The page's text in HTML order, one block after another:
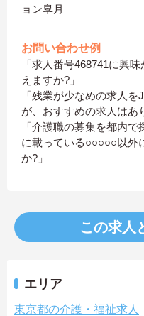
ョン皐月
お問い合わせ例
「求人番号468741に興
えますか?」
「残業が少なめの求人
が、おすすめの求人はあ
「介護職の募集を都内
に載っている○○○○○以外
か?」
この求人
エリア
東京都の介護・福祉求人